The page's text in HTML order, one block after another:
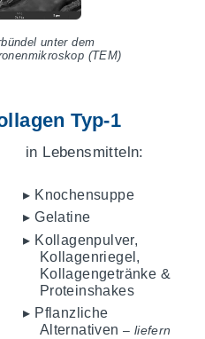
unter dem
(TEM)
Typ-1
in Lebensmitteln:
▸ Knochensuppe
▸ Gelatine
▸ Kollagenpulver,
Kollagenriegel,
Kollagengetränke &
Proteinshakes
▸ Pflanzliche
Alternativen – liefern